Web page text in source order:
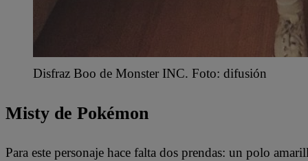
Disfraz Boo de Monster INC. Foto: difusión
Misty de Pokémon
Para este personaje hace falta dos prendas: un polo